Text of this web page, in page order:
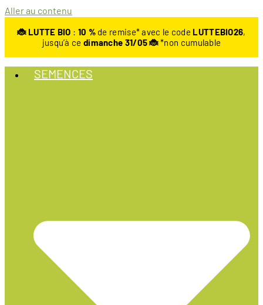
Aller au contenu
🐞 LUTTE BIO : 10 %de remise* avec le code LUTTEBIO26,
jusqu’à ce dimanche 31/05 🐞*non cumulable
SEMENCES